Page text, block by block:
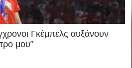
Γκέμπελς αυξάνουν
μου”